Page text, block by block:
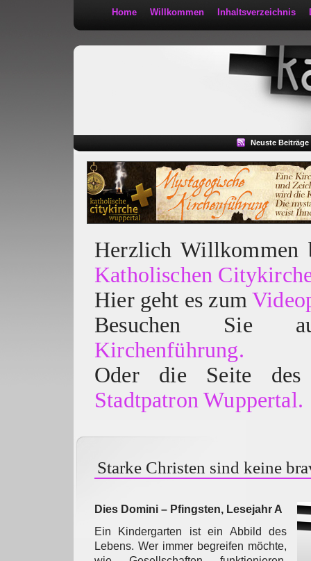
Home Willkommen Inhaltsverzeichnis
Neuste Beiträge
Herzlich
Katholischen
Hier geht es zum
Besuchen
Kirchenführung.
Oder die Seite des
Stadtpatron Wuppertal.
Starke Christen sind keine
Dies Domini – Pfingsten, Lesejahr A
Ein Kindergarten ist ein Abbild des
Lebens. Wer immer begreifen möchte,